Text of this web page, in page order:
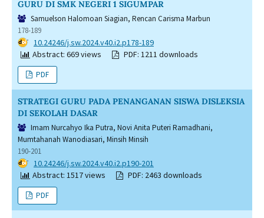
GURU DI SMK NEGERI 1 SIGUMPAR
Samuelson Halomoan Siagian, Rencan Carisma Marbun
178-189
DOI: 10.24246/j.sw.2024.v40.i2.p178-189
Abstract: 669 views
PDF: 1211 downloads
PDF
STRATEGI GURU PADA PENANGANAN SISWA DISLEKSIA
DI SEKOLAH DASAR
Imam Nurcahyo Ika Putra, Novi Anita Puteri Ramadhani,
Mumtahanah Wanodiasari, Minsih Minsih
190-201
DOI: 10.24246/j.sw.2024.v40.i2.p190-201
Abstract: 1517 views
PDF: 2463 downloads
PDF